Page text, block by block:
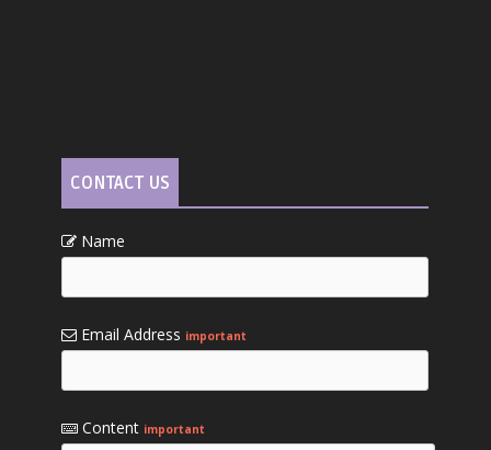
CONTACT US
Name
Email Address important
Content important